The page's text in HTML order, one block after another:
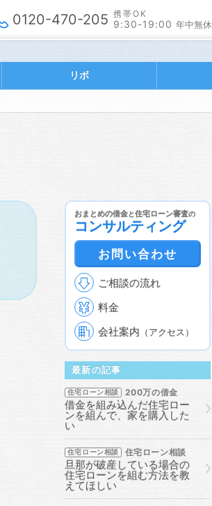
リボ
おまとめの借金と住宅ローン審査の
コンサルティング
お問い合わせ
ご相談の流れ
料金
会社案内 （アクセス）
最新の記事
住宅ローン相談 200万の借金
借金を組み込んだ住宅ロー
ンを組んで、家を購入した
い
住宅ローン相談 住宅ローン相談
旦那が破産している場合の
住宅ローンを組む方法を教
えてほしい
0120-470-205 携帯OK
9:30-19:00 年中無休